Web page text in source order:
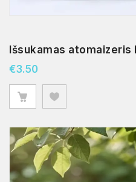
Išsukamas atomaizeris
€3.50